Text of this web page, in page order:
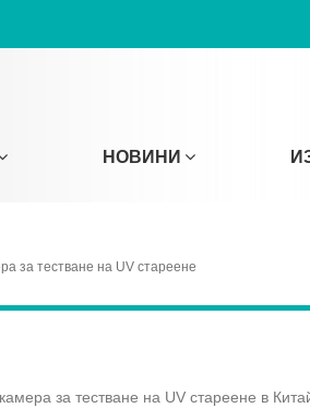
НОВИНИ
за тестване на UV стареене
за тестване на UV стареене в